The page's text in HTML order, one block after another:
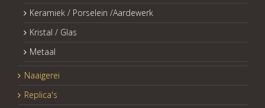
Keramiek / Porselein /Aardewerk
Kristal / Glas
Metaal
Naaigerei
Replica's